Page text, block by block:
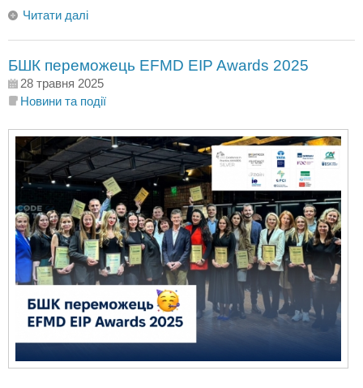
Читати далі
БШК переможець EFMD EIP Awards 2025
28 травня 2025
Новини та події